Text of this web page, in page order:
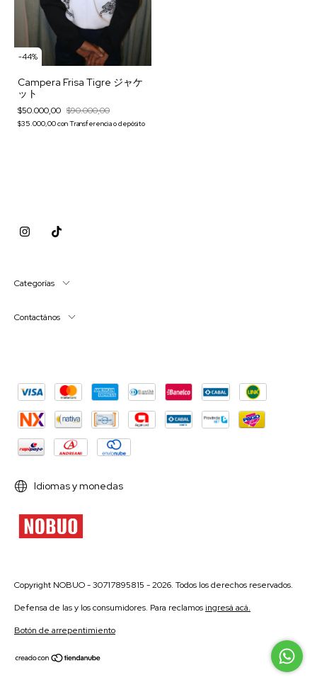
-44%
Campera Frisa Tigre ジャケ
ット
$50.000,00 $90.000,00
$35.000,00conTransferencia o depósito
Categorías
Contactános
Idiomas y monedas
Copyright NOBUO - 30717895815 - 2026. Todos los derechos reservados.
Defensa de las y los consumidores. Para reclamosingresá acá.
Botón de arrepentimiento